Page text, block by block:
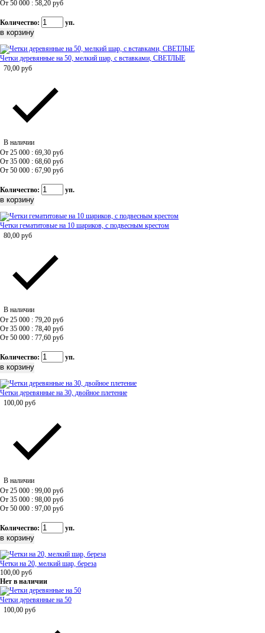
От 50 000 : 58,20 руб
Количество: уп.
Четки деревянные на 50, мелкий шар, с вставками, СВЕТЛЫЕ
70,00 руб
В наличии
От 25 000 : 69,30 руб
От 35 000 : 68,60 руб
От 50 000 : 67,90 руб
Количество: уп.
Четки гематитовые на 10 шариков, с подвесным крестом
80,00 руб
В наличии
От 25 000 : 79,20 руб
От 35 000 : 78,40 руб
От 50 000 : 77,60 руб
Количество: уп.
Четки деревянные на 30, двойное плетение
100,00 руб
В наличии
От 25 000 : 99,00 руб
От 35 000 : 98,00 руб
От 50 000 : 97,00 руб
Количество: уп.
Четки на 20, мелкий шар, береза
100,00 руб
Нет в наличии
Четки деревянные на 50
100,00 руб